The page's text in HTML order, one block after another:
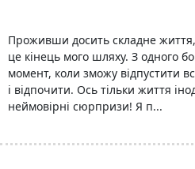
Проживши досить складне
це кінець мого шляху. З одного
момент, коли зможу відпустити
і відпочити. Ось тільки життя
неймовірні сюрпризи! Я п...